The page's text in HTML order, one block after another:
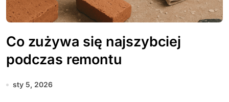
Co zużywa się najszybciej
podczas remontu
sty 5, 2026